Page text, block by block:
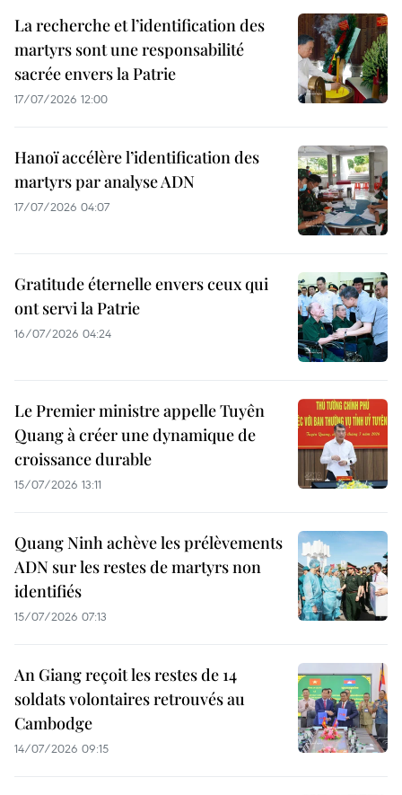
La recherche et l’identification des
martyrs sont une responsabilité
sacrée envers la Patrie
17/07/2026 12:00
Hanoï accélère l’identification des
martyrs par analyse ADN
17/07/2026 04:07
Gratitude éternelle envers ceux qui
ont servi la Patrie
16/07/2026 04:24
Le Premier ministre appelle Tuyên
Quang à créer une dynamique de
croissance durable
15/07/2026 13:11
Quang Ninh achève les prélèvements
ADN sur les restes de martyrs non
identifiés
15/07/2026 07:13
An Giang reçoit les restes de 14
soldats volontaires retrouvés au
Cambodge
14/07/2026 09:15